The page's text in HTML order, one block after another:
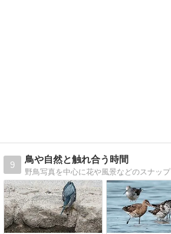
9
鳥や自然と触れ合う時間
野鳥写真を中心に花や風景などのスナップ